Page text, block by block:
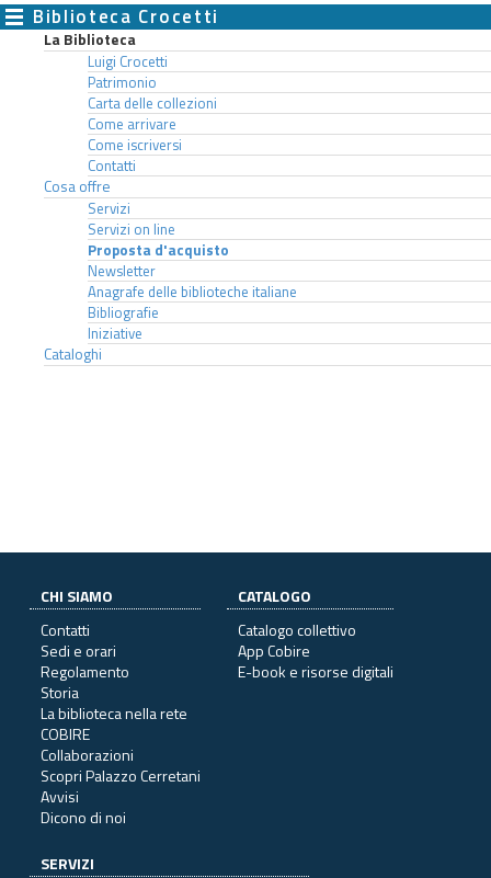
Biblioteca Crocetti
La Biblioteca
Luigi Crocetti
Patrimonio
Carta delle collezioni
Come arrivare
Come iscriversi
Contatti
Cosa offre
Servizi
Servizi on line
Proposta d'acquisto
Newsletter
Anagrafe delle biblioteche italiane
Bibliografie
Iniziative
Cataloghi
CHI SIAMO
Contatti
Sedi e orari
Regolamento
Storia
La biblioteca nella rete
COBIRE
Collaborazioni
Scopri Palazzo Cerretani
Avvisi
Dicono di noi
CATALOGO
Catalogo collettivo
App Cobire
E-book e risorse digitali
SERVIZI